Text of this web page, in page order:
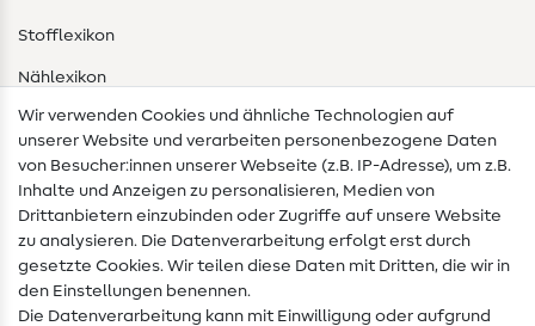
Stofflexikon
Nählexikon
Nähanleitungen
Hilfe & Kontakt
Kontakt
Infos zum Betreiberwechsel
Wir verwenden Cookies und ähnliche Technologien auf
unserer Website und verarbeiten personenbezogene Daten
von Besucher:innen unserer Webseite (z.B. IP-Adresse), um z.B.
Inhalte und Anzeigen zu personalisieren, Medien von
Drittanbietern einzubinden oder Zugriffe auf unsere Website
zu analysieren. Die Datenverarbeitung erfolgt erst durch
gesetzte Cookies. Wir teilen diese Daten mit Dritten, die wir in
den Einstellungen benennen.
Die Datenverarbeitung kann mit Einwilligung oder aufgrund